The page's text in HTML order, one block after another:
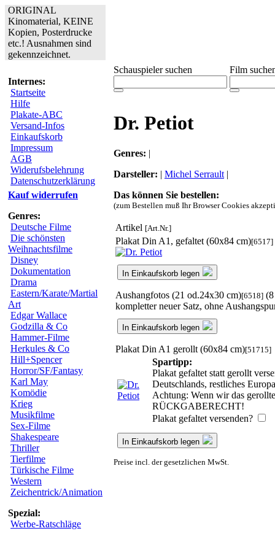
ORIGINAL
Kinomaterial, KEINE
Kopien, Posterdrucke
etc.! Ausnahmen sind
gekennzeichnet.
Internes:
Startseite
Hilfe
Plakate-ABC
Versand-Infos
Einkaufskorb
Impressum
AGB
Widerufsbelehrung
Datenschutzerklärung
Kauf widerrufen
Genres:
Deutsche Filme
Die schönsten
Weihnachtsfilme
Disney
Dokumentation
Drama
Eastern/Karate/Martial
Art
Edgar Wallace
Godzilla & Co
Hammer-Filme
Herkules & Co
Hill+Spencer
Horror/SF/Fantasy
Karl May
Komödie
Krieg
Musikfilme
Sex-Filme
Shakespeare
Thriller
Tierfilme
Türkische Filme
Western
Zeichentrick/Animation
Spezial:
Werbe-Ratschläge
Schauspieler suchen Film
Dr. Petiot
Genres: |
Darsteller: | Michel Serrault |
Das können Sie bestellen:
(zum Bestellen muß Ihr Browser Cookies
Artikel [Art.Nr.]
Plakat Din A1, gefaltet (60x84 cm)[6517]
In Einkaufskorb legen
Aushangfotos (21 od.24x30 cm)[6518]
kompletter neuer Satz, ohne
In Einkaufskorb legen
Plakat Din A1 gerollt (60x84 cm)[51715]
Spartipp:
Plakat gefaltet statt gerollt
Deutschlands, restliches
Achtung: Wenn wir das
RÜCKGABERECHT!
Plakat gefaltet versenden?
In Einkaufskorb legen
Preise incl. der gesetzlichen MwSt.